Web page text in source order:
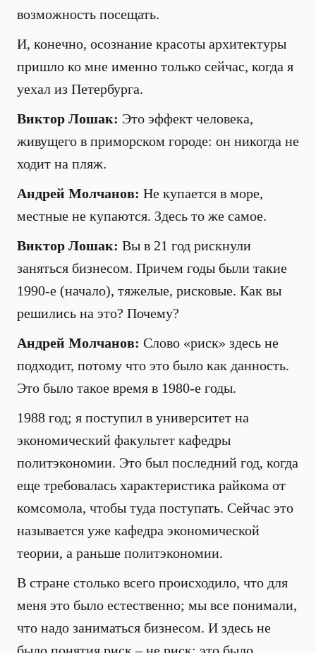
возможность посещать.
И, конечно, осознание красоты архитектуры
пришло ко мне именно только сейчас, когда я
уехал из Петербурга.
Виктор Лошак: Это эффект человека,
живущего в приморском городе: он никогда не
ходит на пляж.
Андрей Молчанов: Не купается в море,
местные не купаются. Здесь то же самое.
Виктор Лошак: Вы в 21 год рискнули
заняться бизнесом. Причем годы были такие
1990-е (начало), тяжелые, рисковые. Как вы
решились на это? Почему?
Андрей Молчанов: Слово «риск» здесь не
подходит, потому что это было как данность.
Это было такое время в 1980-е годы.
1988 год; я поступил в университет на
экономический факультет кафедры
политэкономии. Это был последний год, когда
еще требовалась характеристика райкома от
комсомола, чтобы туда поступать. Сейчас это
называется уже кафедра экономической
теории, а раньше политэкономии.
В стране столько всего происходило, что для
меня это было естественно; мы все понимали,
что надо заниматься бизнесом. И здесь не